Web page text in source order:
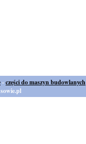
-części do maszyn budowlanych